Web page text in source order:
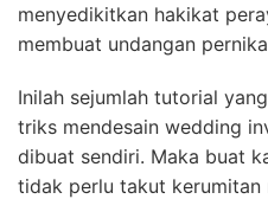
menyedikitkan hakikat
membuat undangan
Inilah sejumlah tutorial
triks mendesain wedding
dibuat sendiri. Maka buat
tidak perlu takut kerumitan